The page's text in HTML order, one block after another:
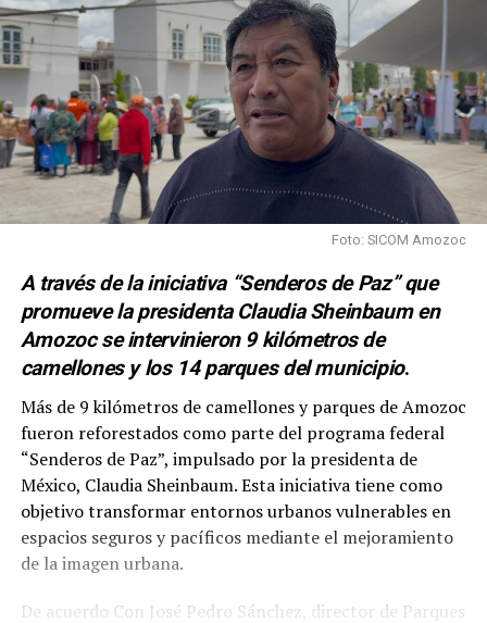
Foto: SICOM Amozoc
A través de la iniciativa “Senderos de Paz” que
promueve la presidenta Claudia Sheinbaum en
Amozoc se intervinieron 9 kilómetros de
camellones y los 14 parques del municipio.
Más de 9 kilómetros de camellones y parques de Amozoc
fueron reforestados como parte del programa federal
“Senderos de Paz”, impulsado por la presidenta de
México, Claudia Sheinbaum. Esta iniciativa tiene como
objetivo transformar entornos urbanos vulnerables en
espacios seguros y pacíficos mediante el mejoramiento
de la imagen urbana.
De acuerdo Con José Pedro Sánchez, director de Parques